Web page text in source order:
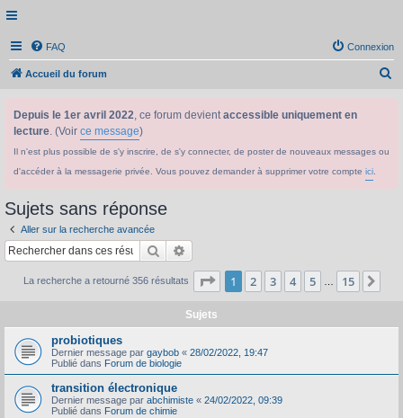
FAQ Connexion
Accueil du forum
Depuis le 1er avril 2022, ce forum devientaccessible uniquement en
lecture. (Voir ce message)
Il n'est plus possible de s'y inscrire, de s'y connecter, de poster de nouveaux messages ou
d'accéder à la messagerie privée. Vous pouvez demander à supprimer votre compte ici
Sujets sans réponse
Aller sur la recherche avancée
Rechercher
La recherche a retourné 356 résultats Page 1sur15
1 2 3 4 5 15
Sujets
probiotiques
Dernier message par gaybob « 28/02/2022, 19:47
Publié dans Forum de biologie
transition électronique
Dernier message par abchimiste « 24/02/2022, 09:39
Publié dans Forum de chimie